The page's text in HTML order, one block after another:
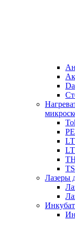
Лазеры